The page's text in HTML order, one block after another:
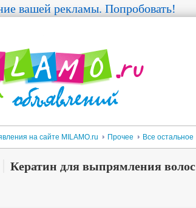
на сайте MILAMO.ru Прочее Все остальное
Кератин для выпрямления волос
вашей рекламы. Попробовать!